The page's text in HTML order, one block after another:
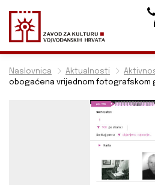
Naslovnica Aktualnosti
obogaćena vrijednom fotografskom